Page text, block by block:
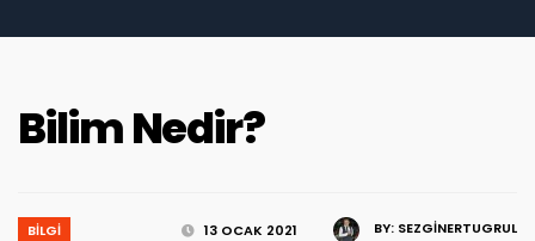
Bilim Nedir?
BY: SEZGINERTUGRUL
13 OCAK 2021
BILGI